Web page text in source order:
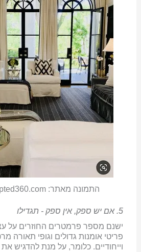
התמונה מאתר: https://unscripted360.com
5. אם יש ספק, אין ספק - תגדילו
ישנם מספר פרמטרים החוזרים על
פריטי אומנות גדולים וגופי תאורה
וייחודיים. כלומר, על מנת להדגיש